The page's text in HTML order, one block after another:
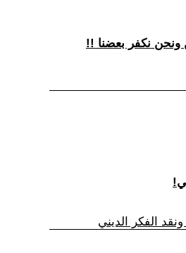
الفكر الديني